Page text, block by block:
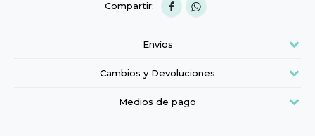
 
Envíos
Cambios y Devoluciones
Medios de pago